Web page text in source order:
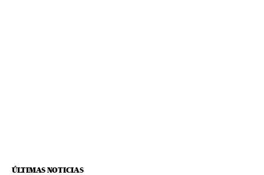
ÚLTIMAS NOTICIAS